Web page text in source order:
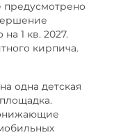
предусмотрено
1 кв. 2027.
кирпича.
одна детская